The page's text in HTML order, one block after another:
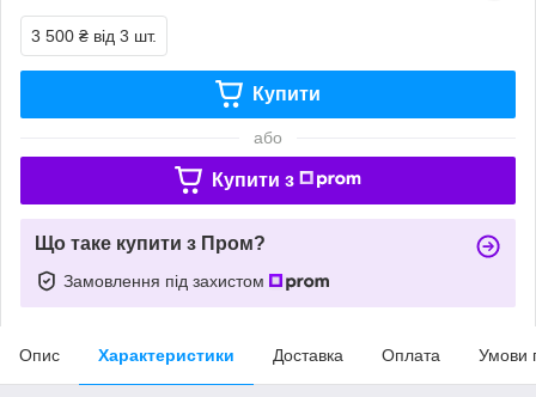
3 500 ₴ від 3 шт.
Купити
або
Купити з
Що таке купити з Пром?
Замовлення під захистом
Опис Характеристики Доставка Оплата Умови